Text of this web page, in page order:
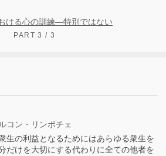
ける心の訓練―特別ではない
PART 3 / 3
コン・リンポチェ
生の利益となるためにはあらゆる衆生を
だけを大切にする代わりに全ての他者を